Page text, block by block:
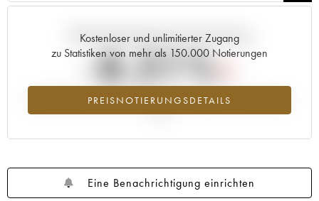
Kostenloser und unlimitierter Zugang
zu Statistiken von mehr als 150.000 Notierungen
PREISNOTIERUNGSDETAILS
Aktuelle Entwicklung der Preisnotierung
-8.21%
Preisabfall des Jahrgangs 2018 im Jahr 2026 im Vergleich zum Jahr
Eine Benachrichtigung einrichten